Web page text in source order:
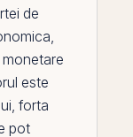
de
este
forta
pot